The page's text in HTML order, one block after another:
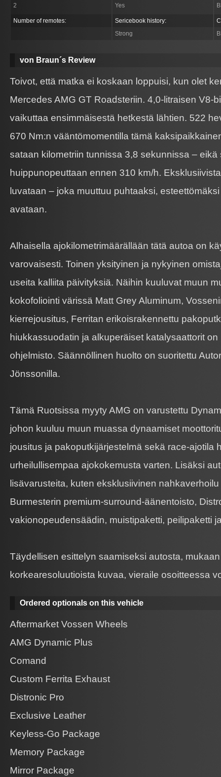
2
Number of remotes:
Yes
Sericebook history:
Strong
von Braun´s Review
Toivot, että matka ei koskaan loppuisi, kun olet
Mercedes AMG GT Roadsteriin. 4,0-litraisen V8-
vaikuttaa ensimmäisestä hetkestä lähtien. 522
670 Nm:n vääntömomentilla tämä
sataan kilometriin tunnissa 3,8 sekunnissa – eikä
huippunopeuttaan ennen 310 km/h.
luvataan – joka muuttuu puhtaaksi,
avataan.
Alhaisella ajokilometrimäärällään tätä autoa on
varovaisesti. Toinen yksityinen ja nykyinen
useita kalliita päivityksiä. Näihin kuuluvat muun
kokofoliointi värissä Matt Grey Aluminum,
kierrejousitus, Ferritan erikoisrakennettu
hiukkassuodatin ja alkuperäiset katalysaattorit
ohjelmisto. Säännöllinen huolto on suoritettu
Jönssonilla.
Tämä Ruotsissa myyty AMG on varustettu
johon kuuluu muun muassa dynaamiset
jousitus ja pakoputkijärjestelmä sekä race-ajotila
urheilullisempaa ajokokemusta varten. Lisäksi
lisävarusteita, kuten eksklusiivinen
Burmesterin premium-surround-äänentoisto,
vakionopeudensäädin, muistipaketti, peilipaketti
Täydellisen esittelyn saamiseksi autosta,
korkearesoluutioista kuvaa, vieraile osoitteessa
Ordered optionals on this vehicle
Aftermarket Vossen Wheels
AMG Dynamic Plus
Comand
Custom Ferrita Exhaust
Distronic Pro
Exclusive Leather
Keyless-Go Package
Memory Package
Mirror Package